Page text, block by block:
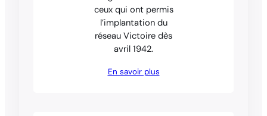
ceux qui ont permis
l’implantation du
réseau Victoire dès
avril 1942.
En savoir plus